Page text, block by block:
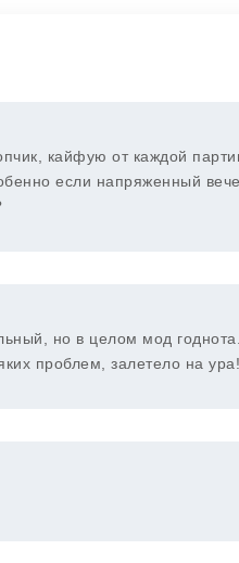
кайфую от каждой
если напряженный
но в целом мод
проблем, залетело на ура!